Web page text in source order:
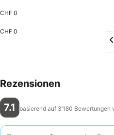
CHF 0
CHF 0
Rezensionen
7.1 basierend auf 3’180 Bewertungen